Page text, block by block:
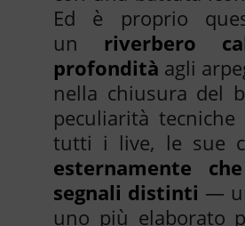
Ed è proprio
un riverbero
profondità agli
nella chiusura del
peculiarità
tutti i live, le sue
esternamente
segnali distinti —
uno più elaborato